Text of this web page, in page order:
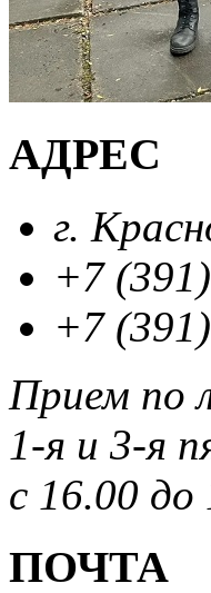
АДРЕС
г.
+7
+7
Прием по
1-я и 3-я
с 16.00 до
ПОЧТА